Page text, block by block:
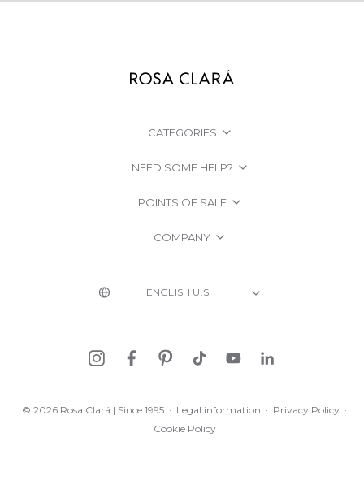
CATEGORIES
NEED SOME HELP?
POINTS OF SALE
COMPANY
© 2026 Rosa Clará | Since 1995 · Legal information · Privacy Policy ·
Cookie Policy